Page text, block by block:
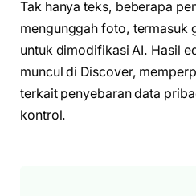
Tak hanya teks, beberapa
mengunggah foto, termasuk
untuk dimodifikasi AI. Hasil
muncul di Discover,
terkait penyebaran data
kontrol.